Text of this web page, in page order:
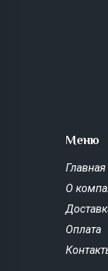
Меню
Главная
О
Оплата